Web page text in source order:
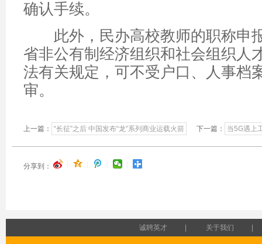
确认手续。
此外，民办高校教师的职称申
省非公有制经济组织和社会组织人
法有关规定，可不受户口、人事档
审。
上一篇： “长征”之后 中国发布“龙”系列商业运载火箭 下一篇： 当5G遇上
分享到：
诚聘英才 关于我们